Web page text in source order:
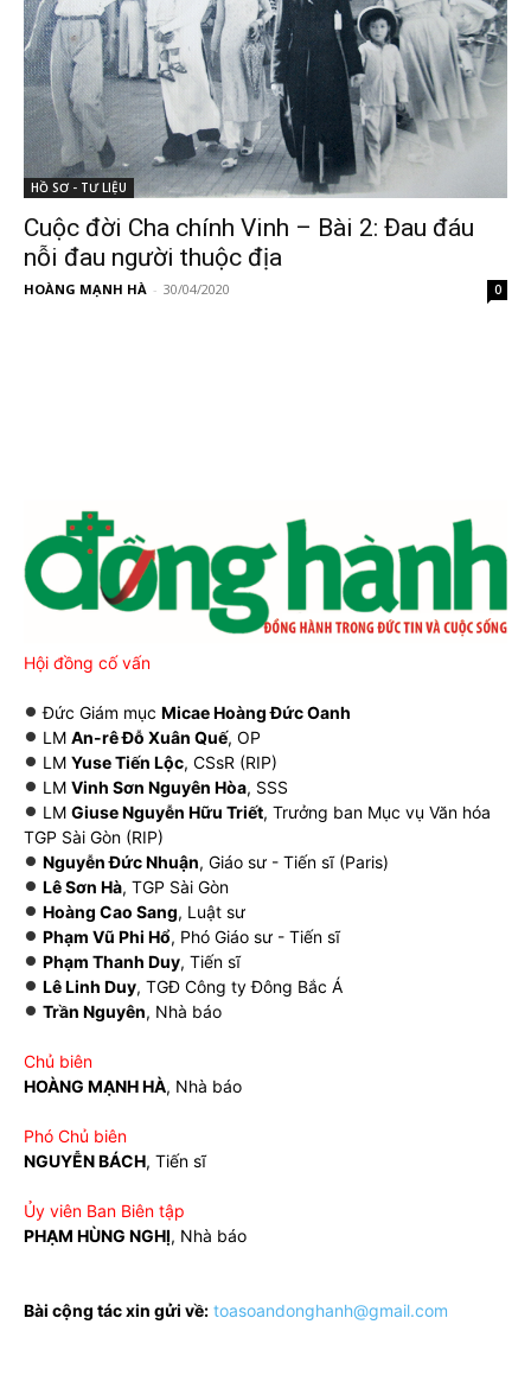
HỒ SƠ - TƯ LIỆU
Cuộc đời Cha chính Vinh – Bài 2: Đau đáu
nỗi đau người thuộc địa
HOÀNG MẠNH HÀ - 30/04/2020 0
Hội đồng cố vấn
Đức Giám mục Micae Hoàng Đức Oanh
LM An-rê Đỗ Xuân Quế, OP
LM Yuse Tiến Lộc, CSsR (RIP)
LM Vinh Sơn Nguyên Hòa, SSS
LM Giuse Nguyễn Hữu Triết, Trưởng ban Mục vụ Văn hóa
TGP Sài Gòn (RIP)
Nguyễn Đức Nhuận, Giáo sư - Tiến sĩ (Paris)
Lê Sơn Hà, TGP Sài Gòn
Hoàng Cao Sang, Luật sư
Phạm Vũ Phi Hổ, Phó Giáo sư - Tiến sĩ
Phạm Thanh Duy, Tiến sĩ
Lê Linh Duy, TGĐ Công ty Đông Bắc Á
Trần Nguyên, Nhà báo
Chủ biên
HOÀNG MẠNH HÀ, Nhà báo
Phó Chủ biên
NGUYỄN BÁCH, Tiến sĩ
Ủy viên Ban Biên tập
PHẠM HÙNG NGHỊ, Nhà báo
Bài cộng tác xin gửi về: toasoandonghanh@gmail.com